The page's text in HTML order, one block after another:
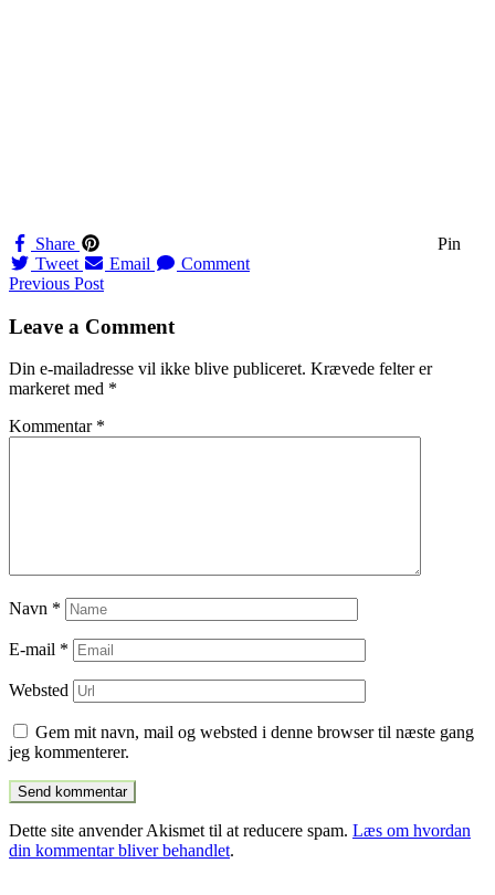
Share
Pin
Tweet
Email Comment
Navigation
til
Previous Post
Leave a Comment
Din e-mailadresse vil ikke blive publiceret. Krævede felter er
markeret med *
Kommentar *
Navn *
E-mail *
Websted
Gem mit navn, mail og websted i denne browser til næste gang
jeg kommenterer.
Dette site anvender Akismet til at reducere spam. Læs om hvordan
din kommentar bliver behandlet.